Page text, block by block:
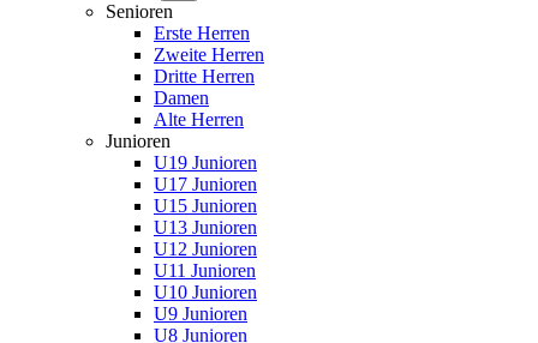
Senioren
Erste Herren
Zweite Herren
Dritte Herren
Damen
Alte Herren
Junioren
U19 Junioren
U17 Junioren
U15 Junioren
U13 Junioren
U12 Junioren
U11 Junioren
U10 Junioren
U9 Junioren
U8 Junioren